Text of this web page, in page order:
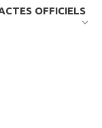
OFFICIELS